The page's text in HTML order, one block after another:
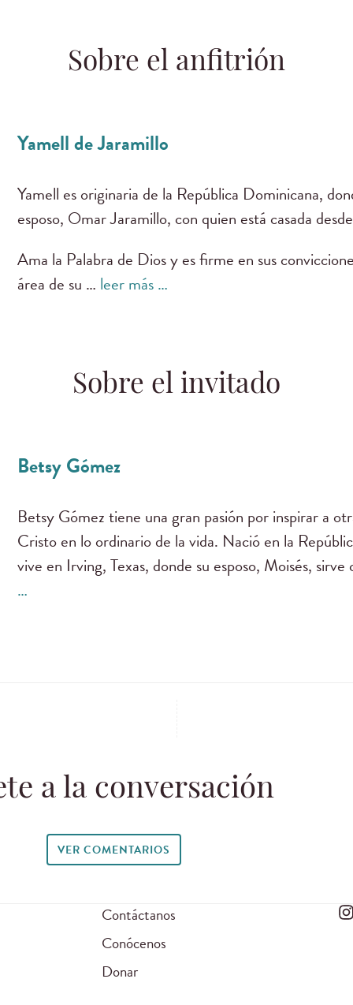
Sobre el anfitrión
Yamell de Jaramillo
Yamell es originaria de la República Dominicana,
esposo, Omar Jaramillo, con quien está casada
Ama la Palabra de Dios y es firme en sus
área de su … leer más …
Sobre el invitado
Betsy Gómez
Betsy Gómez tiene una gran pasión por inspirar a
Cristo en lo ordinario de la vida. Nació en la
vive en Irving, Texas, donde su esposo, Moisés,
…
a la conversación
VER COMENTARIOS
Contáctanos
Conócenos
Donar